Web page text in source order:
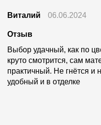
Виталий 06.06.2024
Отзыв
Выбор удачный, как по
круто смотрится, сам
практичный. Не гнётся и
удобный и в отделке